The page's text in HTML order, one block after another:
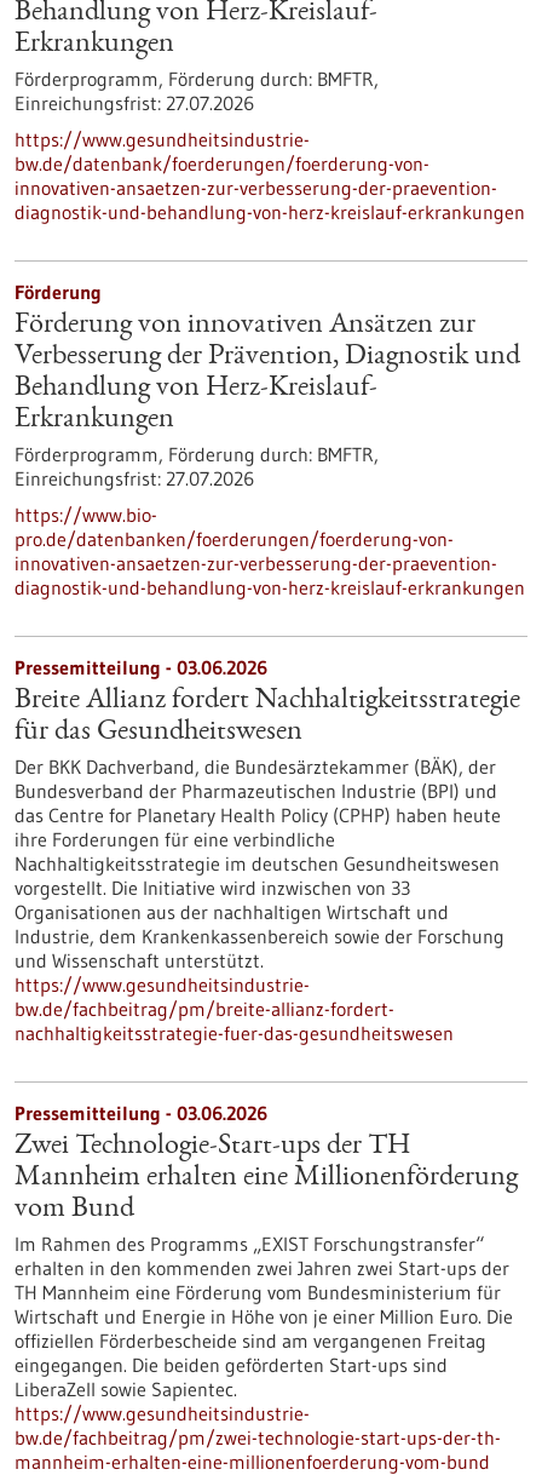
Behandlung von Herz-Kreislauf-
Erkrankungen
Förderprogramm, Förderung durch: BMFTR,
Einreichungsfrist: 27.07.2026
https://www.gesundheitsindustrie-
bw.de/datenbank/foerderungen/foerderung-von-
innovativen-ansaetzen-zur-verbesserung-der-praevention-
diagnostik-und-behandlung-von-herz-kreislauf-erkrankungen
Förderung
Förderung von innovativen Ansätzen zur
Verbesserung der Prävention, Diagnostik und
Behandlung von Herz-Kreislauf-
Erkrankungen
Förderprogramm, Förderung durch: BMFTR,
Einreichungsfrist: 27.07.2026
https://www.bio-
pro.de/datenbanken/foerderungen/foerderung-von-
innovativen-ansaetzen-zur-verbesserung-der-praevention-
diagnostik-und-behandlung-von-herz-kreislauf-erkrankungen
Pressemitteilung - 03.06.2026
Breite Allianz fordert Nachhaltigkeitsstrategie
für das Gesundheitswesen
Der BKK Dachverband, die Bundesärztekammer (BÄK), der
Bundesverband der Pharmazeutischen Industrie (BPI) und
das Centre for Planetary Health Policy (CPHP) haben heute
ihre Forderungen für eine verbindliche
Nachhaltigkeitsstrategie im deutschen Gesundheitswesen
vorgestellt. Die Initiative wird inzwischen von 33
Organisationen aus der nachhaltigen Wirtschaft und
Industrie, dem Krankenkassenbereich sowie der Forschung
und Wissenschaft unterstützt.
https://www.gesundheitsindustrie-
bw.de/fachbeitrag/pm/breite-allianz-fordert-
nachhaltigkeitsstrategie-fuer-das-gesundheitswesen
Pressemitteilung - 03.06.2026
Zwei Technologie-Start-ups der TH
Mannheim erhalten eine Millionenförderung
vom Bund
Im Rahmen des Programms „EXIST Forschungstransfer“
erhalten in den kommenden zwei Jahren zwei Start-ups der
TH Mannheim eine Förderung vom Bundesministerium für
Wirtschaft und Energie in Höhe von je einer Million Euro. Die
offiziellen Förderbescheide sind am vergangenen Freitag
eingegangen. Die beiden geförderten Start-ups sind
LiberaZell sowie Sapientec.
https://www.gesundheitsindustrie-
bw.de/fachbeitrag/pm/zwei-technologie-start-ups-der-th-
mannheim-erhalten-eine-millionenfoerderung-vom-bund